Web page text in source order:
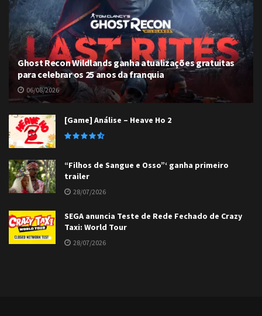
Ghost Recon Wildlands ganha atualizações gratuitas
para celebrar os 25 anos da franquia
06/08/2026
[Game] Análise – Heave Ho 2
“Filhos de Sangue e Osso”‘ ganha primeiro
trailer
28/07/2026
SEGA anuncia Teste de Rede Fechado de Crazy
Taxi: World Tour
28/07/2026